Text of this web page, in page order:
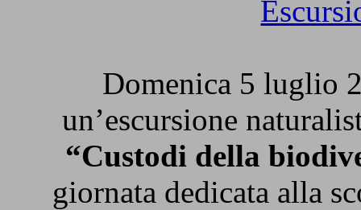
Domenica 5 luglio
un’escursione
“Custodi della
giornata dedicata alla